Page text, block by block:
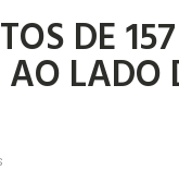
DE
LADO